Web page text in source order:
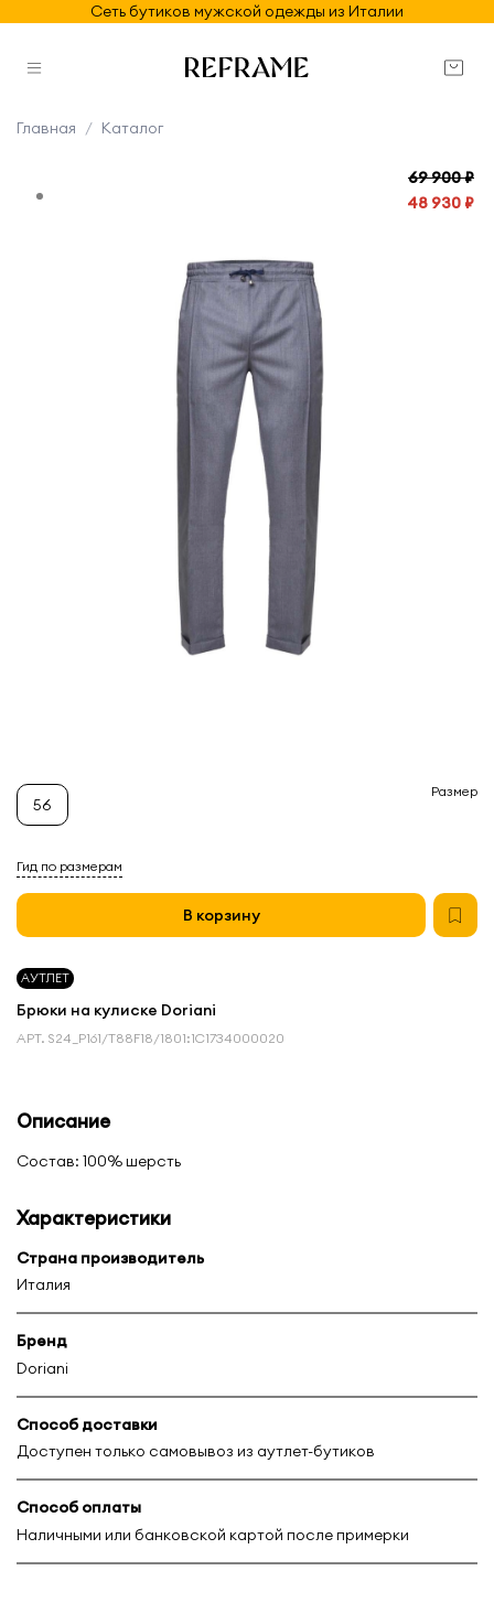
Сеть бутиков мужской одежды из Италии
Главная Каталог
АУТЛЕТ
Брюки на кулиске Doriani
69 900 ₽
48 930 ₽
АРТ. S24_P161/T88F18/1801:1С1734000020
Гид по размерам
В корзину
Размер
56
Описание
Состав: 100% шерсть
Характеристики
Страна производитель
Италия
Бренд
Doriani
Способ доставки
Доступен только самовывоз из аутлет-бутиков
Способ оплаты
Наличными или банковской картой после примерки